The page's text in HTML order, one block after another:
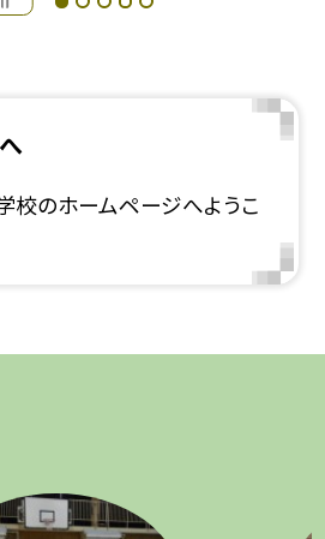
校のホームページへようこ